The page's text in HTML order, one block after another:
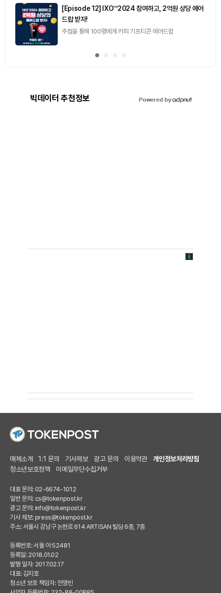
[Episode 12] IXO™2024 참여하고, 2억원 상당 에어
드랍 받자!
추첨을 통해 100명에게 커피 기프티콘 에어드랍
빅데이터 추천정보
매체소개 1:1 문의 기사제보 광고 문의 이용약관
개인정보처리방침
청소년보호정책
이메일무단수집거부
대표 문의: 02-6674-1012
일반 문의: cs@tokenpost.kr
광고 문의: info@tokenpost.kr
기사 제보: press@tokenpost.kr
주소: 서울시 강남구 논현로 614 ARTISAN 빌딩 6층, 7층
등록번호: 서울 아 52481
등록일: 2018.01.02
발행 일자: 2017.02.17
대표: 김지호
청소년 보호 책임자: 전영빈